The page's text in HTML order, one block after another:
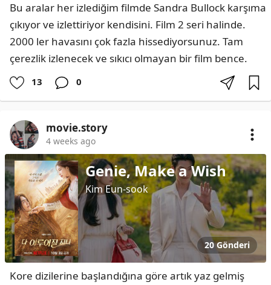
Bu aralar her izlediğim filmde Sandra Bullock karşıma
çıkıyor ve izlettiriyor kendisini. Film 2 seri halinde.
2000 ler havasını çok fazla hissediyorsunuz. Tam
çerezlik izlenecek ve sıkıcı olmayan bir film bence.
13 0
movie.story
4 weeks ago
Genie, Make a Wish
Kim Eun-sook
20 Gönderi
Kore dizilerine başlandığına göre artık yaz gelmiş